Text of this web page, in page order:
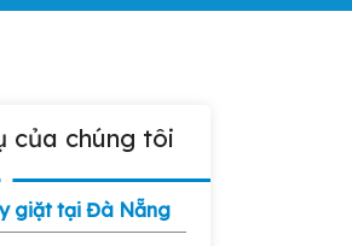
của chúng tôi
giặt tại Đà Nẵng